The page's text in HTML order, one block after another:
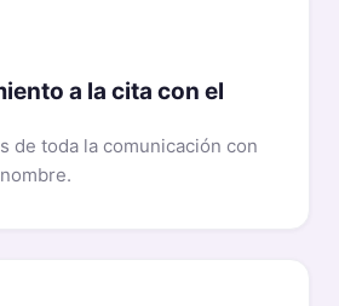
a la cita con el
de toda la comunicación con